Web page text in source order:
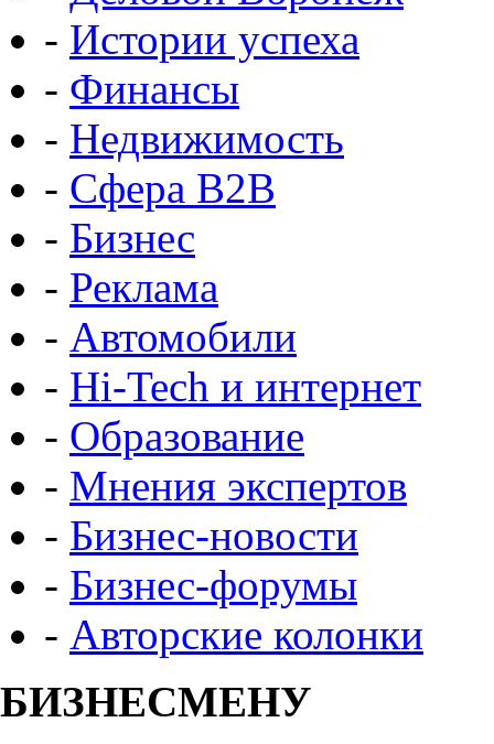
- Истории успеха
- Финансы
- Недвижимость
- Сфера B2B
- Бизнес
- Реклама
- Автомобили
- Hi-Tech и интернет
- Образование
- Мнения экспертов
- Бизнес-новости
- Бизнес-форумы
- Авторские колонки
БИЗНЕСМЕНУ